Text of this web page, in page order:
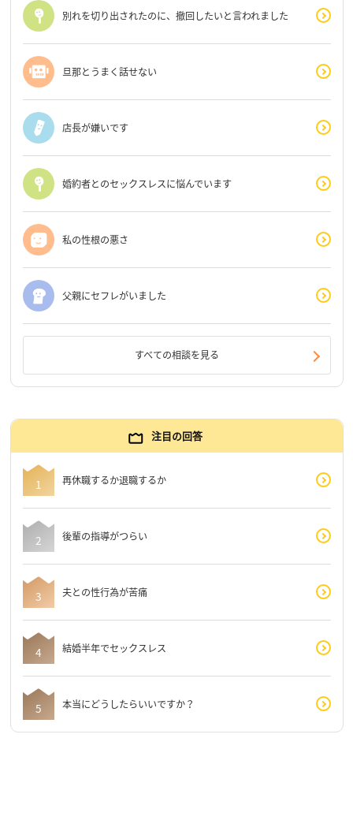
別れを切り出されたのに、撤回したいと言われました
旦那とうまく話せない
店長が嫌いです
婚約者とのセックスレスに悩んでいます
私の性根の悪さ
父親にセフレがいました
すべての相談を見る
注目の回答
再休職するか退職するか
後輩の指導がつらい
夫との性行為が苦痛
結婚半年でセックスレス
本当にどうしたらいいですか？